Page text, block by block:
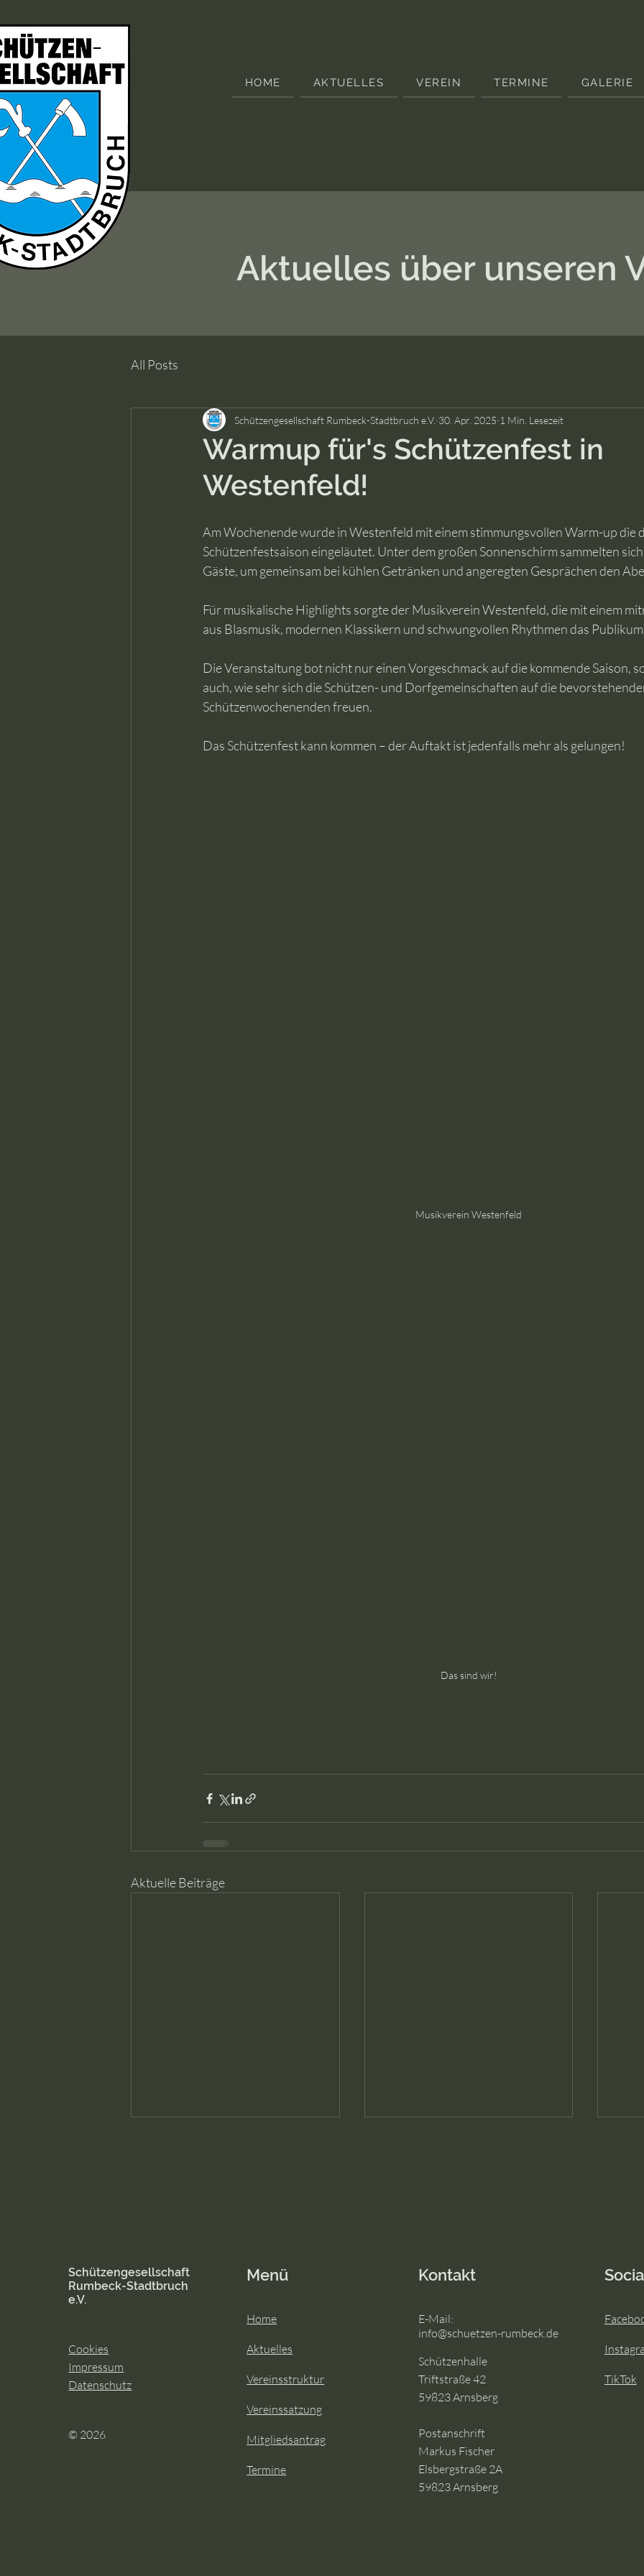
HOME AKTUELLES VEREIN TERMINE GALERIE
Aktuelles über unseren
All Posts
Warmup für's Schützenfest in
Westenfeld!
Schützengesellschaft Rumbeck-Stadtbruch e.V. 30. Apr. 2025 1 Min. Lesezeit
Am Wochenende wurde in Westenfeld mit einem stimmungsvollen Warm-up die
Schützenfestsaison eingeläutet. Unter dem großen Sonnenschirm sammelten
Gäste, um gemeinsam bei kühlen Getränken und angeregten Gesprächen den
Für musikalische Highlights sorgte der Musikverein Westenfeld, die mit einem
aus Blasmusik, modernen Klassikern und schwungvollen Rhythmen das
Die Veranstaltung bot nicht nur einen Vorgeschmack auf die kommende Saison,
auch, wie sehr sich die Schützen- und Dorfgemeinschaften auf die
Schützenwochenenden freuen.
Das Schützenfest kann kommen – der Auftakt ist jedenfalls mehr als gelungen!
Musikverein Westenfeld
Das sind wir!
Aktuelle Beiträge
Königliche Kutschfahrt und
herzliche Grüße in Muffrika
neuer König: Unser Besuch
Schützengesellschaft
Rumbeck-Stadtbruch
e.V.
Cookies
Impressum
Datenschutz
© 2026
Menü
Home
Aktuelles
Vereinsstruktur
Vereinssatzung
Mitgliedsantrag
Termine
Kontakt
E-Mail:
info@schuetzen-rumbeck.de
Schützenhalle
Triftstraße 42
59823 Arnsberg
Postanschrift
Markus Fischer
Elsbergstraße 2A
59823 Arnsberg
TikTok